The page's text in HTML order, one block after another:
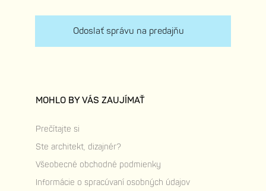
Odoslať správu na predajňu
MOHLO BY VÁS ZAUJÍMAŤ
Prečítajte si
Ste architekt, dizajnér?
Všeobecné obchodné podmienky
Informácie o spracúvaní osobných údajov